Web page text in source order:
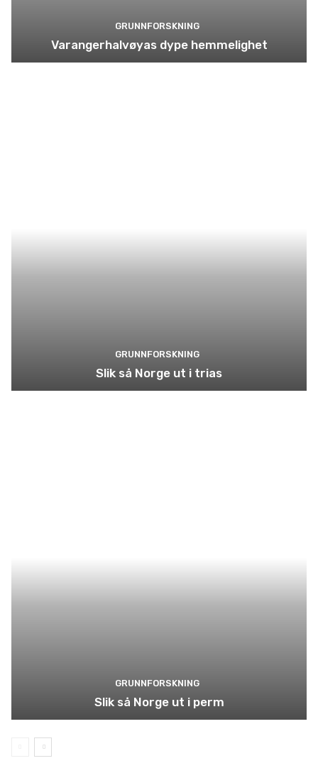
GRUNNFORSKNING
Varangerhalvøyas dype hemmelighet
GRUNNFORSKNING
Slik så Norge ut i trias
GRUNNFORSKNING
Slik så Norge ut i perm